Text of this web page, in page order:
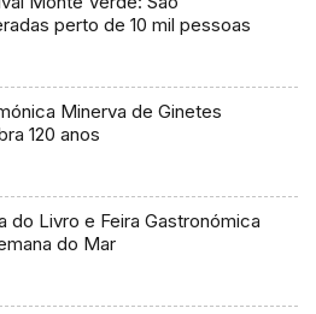
perto de 10 mil pessoas
Minerva de Ginetes
120 anos
do Livro e Feira Gastronómica
do Mar